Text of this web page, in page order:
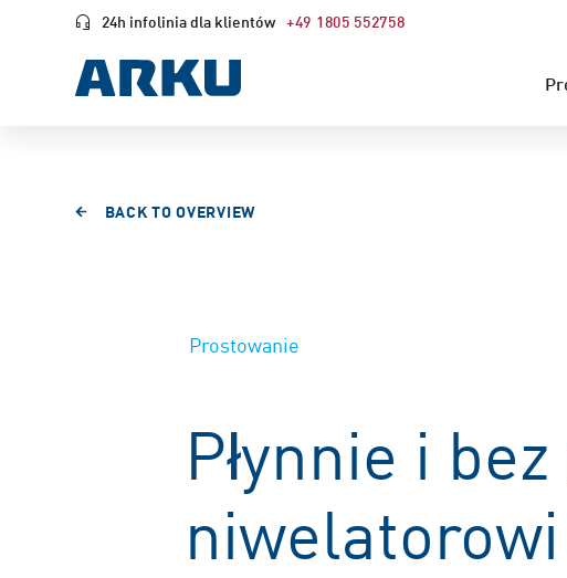
24h infolinia dla klientów +49 1805 552758
BACK TO OVERVIEW
Prostowanie
Płynnie i